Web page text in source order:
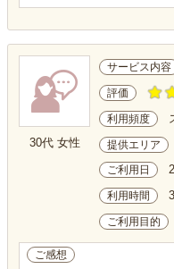
30代 女性
サービス内容
評価
利用頻度
提供エリア
ご利用日
利用時間
ご利用目的
ご感想